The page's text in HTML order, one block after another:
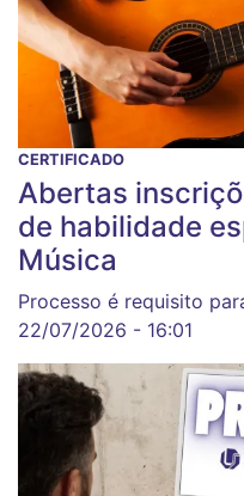
CERTIFICADO
Abertas
de habilidade
Música
Processo é requisito
22/07/2026 - 16:01